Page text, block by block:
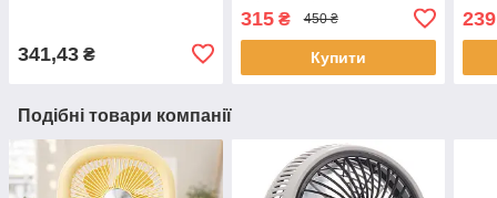
341,43 ₴
Дзеркальний годинник із
зеленим LED
315₴ 450 ₴
Купити
Подібні товари компанії